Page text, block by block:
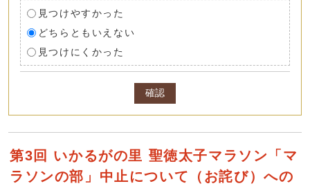
見つけやすかった
どちらともいえない
見つけにくかった
確認
第3回 いかるがの里 聖徳太子マラソン「マ
ラソンの部」中止について（お詫び）への